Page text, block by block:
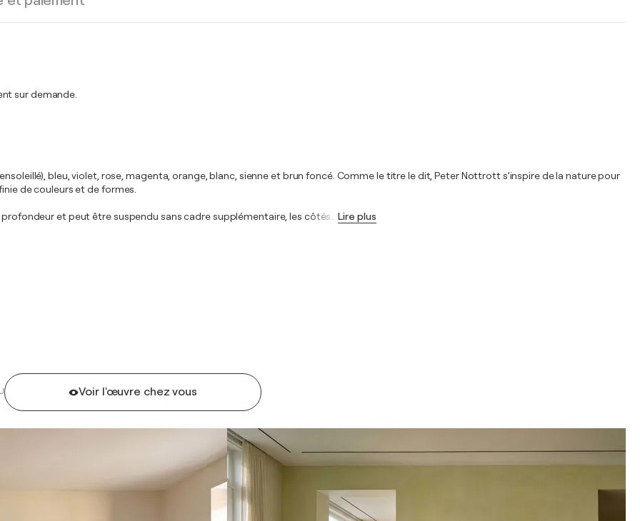
Voir l'œuvre chez vous
sur demande.
bleu, violet, rose, magenta, orange, blanc, sienne et brun foncé. Comme le titre le dit, Peter Nottrott s’inspire de la nature pour
de couleurs et de formes.
et peut être suspendu sans cadre supplémentaire, les côtés Lire plus